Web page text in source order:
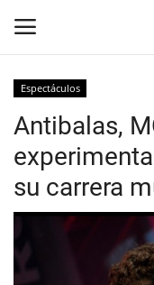
Inicio
Crónica
Policial
Tribunales
Espectáculos
Antibalas,
su carrera